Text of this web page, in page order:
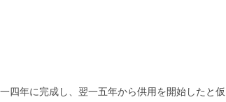
四年に完成し、翌一五年から供用を開始したと仮